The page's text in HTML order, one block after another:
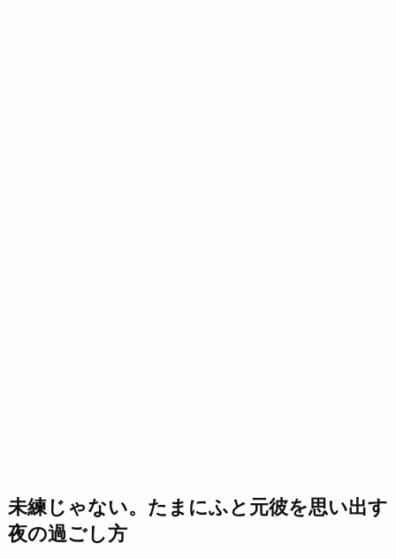
未練じゃない。たまにふと元彼を思い出す
夜の過ごし方